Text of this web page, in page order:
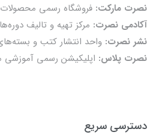
نصرت مارکت: فروشگاه رسمی
آکادمی نصرت: مرکز تهیه و تالیف
نشر نصرت: واحد انتشار کتب و بسته‌های
نصرت پلاس: اپلیکیشن رسمی
دسترسی سریع